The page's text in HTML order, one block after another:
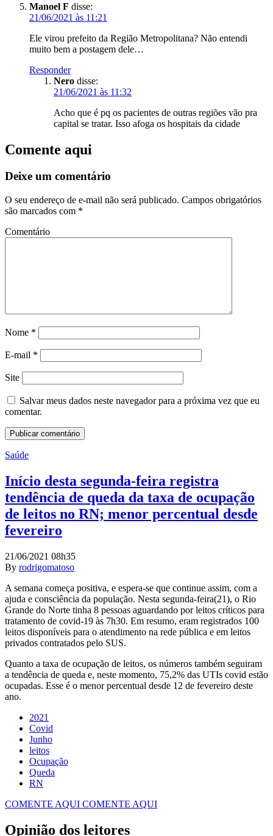
Manoel F disse:
21/06/2021 às 11:21
Ele virou prefeito da Região Metropolitana? Não entendi
muito bem a postagem dele…
Responder
Nero disse:
21/06/2021 às 11:32
Acho que é pq os pacientes de outras regiões vão pra
capital se tratar. Isso afoga os hospitais da cidade
Comente aqui
Deixe um comentário
O seu endereço de e-mail não será publicado. Campos obrigatórios
são marcados com *
Comentário
Nome *
E-mail *
Site
Salvar meus dados neste navegador para a próxima vez que eu
comentar.
Saúde
Início desta segunda-feira registra
tendência de queda da taxa de ocupação
de leitos no RN; menor percentual desde
fevereiro
21/06/2021 08h35
By rodrigomatoso
A semana começa positiva, e espera-se que continue assim, com a
ajuda e consciência da população. Nesta segunda-feira(21), o Rio
Grande do Norte tinha 8 pessoas aguardando por leitos críticos para
tratamento de covid-19 às 7h30. Em resumo, eram registrados 100
leitos disponíveis para o atendimento na rede pública e em leitos
privados contratados pelo SUS.
Quanto a taxa de ocupação de leitos, os números também seguiram
a tendência de queda e, neste momento, 75,2% das UTIs covid estão
ocupadas. Esse é o menor percentual desde 12 de fevereiro deste
ano.
2021
Covid
Junho
leitos
Ocupação
Queda
RN
COMENTE AQUI COMENTE AQUI
Opinião dos leitores